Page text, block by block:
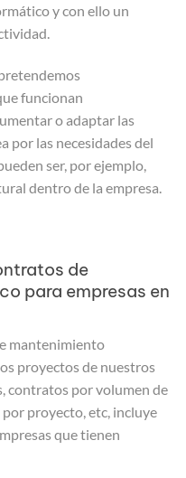
y con ello un
funcionan
o adaptar las
por las necesidades del
ser, por ejemplo,
dentro de la empresa.
de
para empresas en
mantenimiento
proyectos de nuestros
contratos por volumen de
proyecto, etc, incluye
que tienen